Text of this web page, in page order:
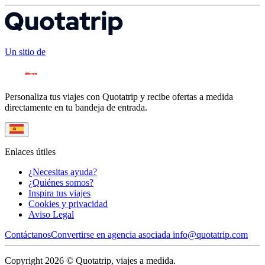
Un sitio de
Personaliza tus viajes con Quotatrip y recibe ofertas a medida
directamente en tu bandeja de entrada.
Enlaces útiles
¿Necesitas ayuda?
¿Quiénes somos?
Inspira tus viajes
Cookies y privacidad
Aviso Legal
ContáctanosConvertirse en agencia asociada info@quotatrip.com
Copyright 2026 © Quotatrip, viajes a medida.